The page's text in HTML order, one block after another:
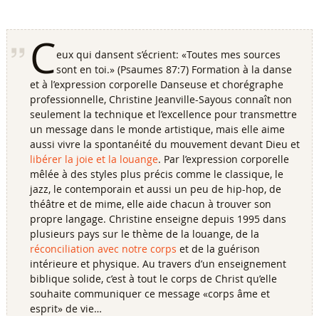
Ceux qui dansent s’écrient: «Toutes mes sources
sont en toi.» (Psaumes 87:7) Formation à la danse
et à l’expression corporelle Danseuse et chorégraphe
professionnelle, Christine Jeanville-Sayous connaît non
seulement la technique et l’excellence pour transmettre
un message dans le monde artistique, mais elle aime
aussi vivre la spontanéité du mouvement devant Dieu et
libérer la joie et la louange. Par l’expression corporelle
mêlée à des styles plus précis comme le classique, le
jazz, le contemporain et aussi un peu de hip-hop, de
théâtre et de mime, elle aide chacun à trouver son
propre langage. Christine enseigne depuis 1995 dans
plusieurs pays sur le thème de la louange, de la
réconciliation avec notre corps et de la guérison
intérieure et physique. Au travers d’un enseignement
biblique solide, c’est à tout le corps de Christ qu’elle
souhaite communiquer ce message «corps âme et
esprit» de vie…